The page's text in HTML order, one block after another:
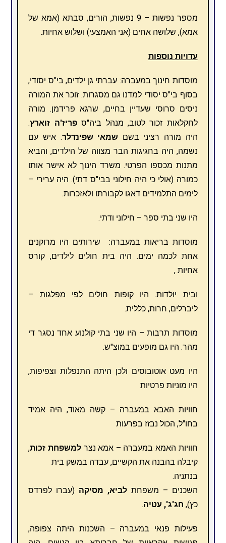
מספר נפשות – 9 נפשות, הורים, סבתא (אמא של
אמא), שלושה אחים (אני האמצעי) ושלוש אחיות.
עדויות נוספות
מוסדות חינוך במעברה: עברתי גן ילדים, בי"ס יסודי,
בסוף בי"ס יסודי למדנו גם מסגרות. זוכר את המורה
ניסים סרוסי שעדיין בחיים, שרגא פרידמן. מורה
לחקלאות זכור לטוב, מנהל ביה"ספריז'ה זוארץ.
היה מורה רציני בשם שמאי שפינדלר. איש עם
נשמה, היה בחגיגות הבר מצווה של הילדים, והביא
מתנות מכספו הפרטי. משרד הינוך לא אישר אותו
כמורה (אולי כי היה חילוני בבי"ס דתי). היה ערירי –
לימים התלמידים דאגו לקבורתו ולאזכרות.
היו שני בתי ספר – חילוני ודתי.
מוסדות בריאות במעברה: שירותים היו מרוקנים
אחת לכמה ימים. היה בית חולים לילדים, קורס
אחיות ,
ובית יולדות. היו קופות חולים לפי מפלגות –
ליברלים, חרות, כללית.
מוסדות תרבות – היו שני בתי קולנוע אחד נסגר די
מהר. היו גם מופעים במוצ"ש.
היו מעט אוטובוסים ולכן היתה התנפלות וצפיפות,
היו מוניות פרטיות
חוויות האבא במעברה – קשה מאוד, היה אמיד
בחו"ל, הכול נבזז בפרעות
חוויות האמא במעברה – אמא נצר למשפחת זכות,
קיבלה בהבנה את הקשיים, עבדה במשק בית
בנתניה.
השכנים – משפחת לביא, מסיקה (עברו לפרדס
כץ), חג'ג', עטיה.
פעילות פנאי במעברה – השכנות היתה צפופה,